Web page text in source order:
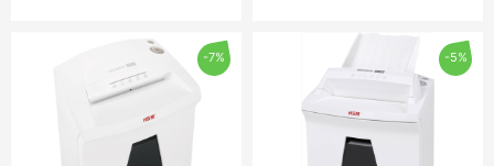
-7% -5%